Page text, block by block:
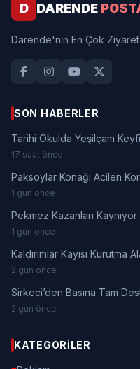
D DARENDE
Darende'nin En Çok Ziyaret
SON HABERLER
Tarihi Okulda Yeşilçam Keyfi
17 saat önce
Paksoylar Konağı Acilen
1 gün önce
Pekmez Kazanları Kaynıyor
1 gün önce
Kaldırımlar Kayısı Kurutma
2 gün önce
Sirkeci’den Basına Tam
2 gün önce
KATEGORILER